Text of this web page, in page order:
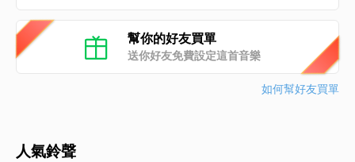
幫你的好友買單
送你好友免費設定這首音樂
如何幫好友買單
人氣鈴聲